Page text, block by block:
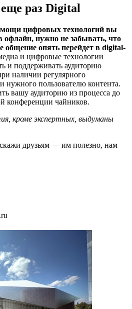
раз Digital
цифровых технологий вы
офлайн, нужно не забывать, что
общение опять перейдет в digital-
и цифровые технологии
и поддерживать аудиторию
наличии регулярного
нужного пользователю контента.
вашу аудиторию из процесса до
конференции чайников.
кроме экспертных, выдуманы
друзьям — им полезно, нам